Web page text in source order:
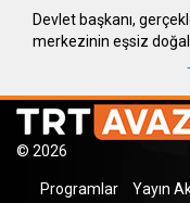
Devlet başkanı,
merkezinin eşsiz doğal…
© 2026
Programlar Yayın